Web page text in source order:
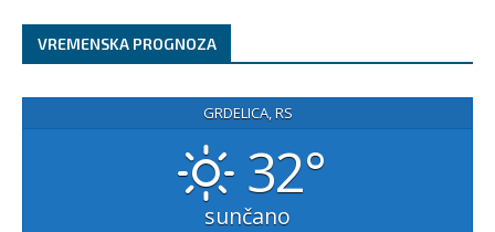
VREMENSKA PROGNOZA
GRDELICA, RS
32°
sunčano